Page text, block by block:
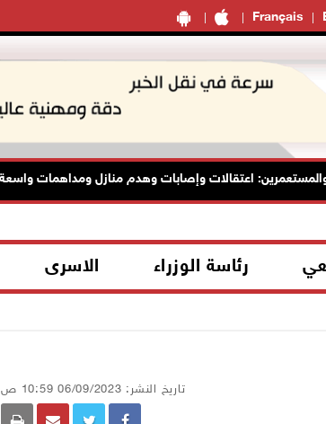
Français
اعتقالات وإصابات وهدم منازل ومداهمات واسعة
رئاسة الوزراء الاسرى
تاريخ النشر: 06/09/2023 10:59 ص